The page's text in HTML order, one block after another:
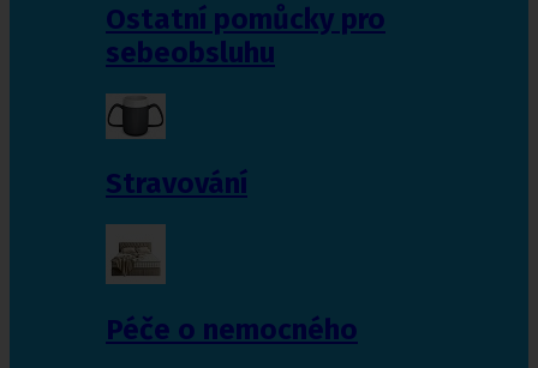
Ostatní pomůcky pro
sebeobsluhu
Stravování
Péče o nemocného